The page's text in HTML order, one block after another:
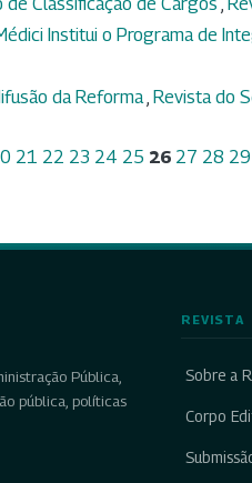
Institui o Programa de
da Reforma, Revista do
21 22 23 24 25 26 27 28 29
Pública,
pública, políticas
REVISTA
Sobre a
Corpo